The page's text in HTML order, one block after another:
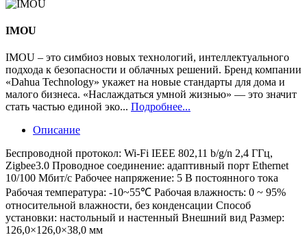
IMOU
IMOU – это симбиоз новых технологий, интеллектуального
подхода к безопасности и облачных решений. Бренд компании
«Dahua Technology» укажет на новые стандарты для дома и
малого бизнеса. «Наслаждаться умной жизнью» — это значит
стать частью единой эко... Подробнее...
Описание
Беспроводной протокол: Wi-Fi IEEE 802,11 b/g/n 2,4 ГГц,
Zigbee3.0 Проводное соединение: адаптивный порт Ethernet
10/100 Мбит/с Рабочее напряжение: 5 В постоянного тока
Рабочая температура: -10~55℃ Рабочая влажность: 0 ~ 95%
относительной влажности, без конденсации Способ
установки: настольный и настенный Внешний вид Размер:
126,0×126,0×38,0 мм